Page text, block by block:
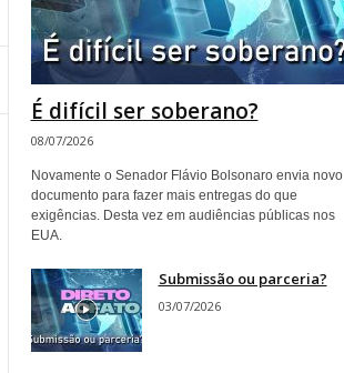
É difícil ser soberano?
08/07/2026
Novamente o Senador Flávio Bolsonaro envia novo
documento para fazer mais entregas do que
exigências. Desta vez em audiências públicas nos
EUA.
Submissão ou parceria?
03/07/2026